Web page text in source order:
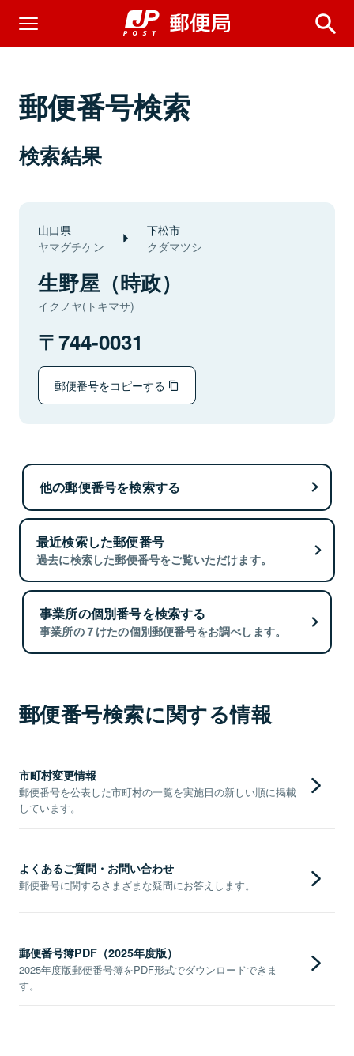
郵便番号検索
検索結果
山口県
ヤマグチケン
下松市
クダマツシ
生野屋（時政）
イクノヤ(トキマサ)
744-0031
郵便番号をコピーする
他の郵便番号を検索する
最近検索した郵便番号
過去に検索した郵便番号をご覧いただけます。
事業所の個別番号を検索する
事業所の７けたの個別郵便番号をお調べします。
郵便番号検索に関する情報
市町村変更情報
郵便番号を公表した市町村の一覧を実施日の新しい順に掲載
しています。
よくあるご質問・お問い合わせ
郵便番号に関するさまざまな疑問にお答えします。
郵便番号簿PDF（2025年度版）
2025年度版郵便番号簿をPDF形式でダウンロードできま
す。